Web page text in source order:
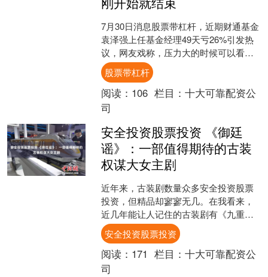
7月30日消息股票带杠杆，近期财通基金
袁泽强上任基金经理49天亏26%引发热
议，网友戏称，压力大的时候可以看看
袁泽强，美好的职业生涯刚开始就结束
了。 资料显示，....
股票带杠杆
阅读： 106 栏目： 十大可靠配资公
司
安全投资股票投资 《御廷
谣》：一部值得期待的古装
权谋大女主剧
近年来，古装剧数量众多安全投资股票
投资，但精品却寥寥无几。在我看来，
近几年能让人记住的古装剧有《九重
紫》《墨雨云间》《雁回时》等。每个
人的喜好各异，我就特别钟情....
安全投资股票投资
阅读： 171 栏目： 十大可靠配资公
司